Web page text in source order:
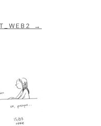
→